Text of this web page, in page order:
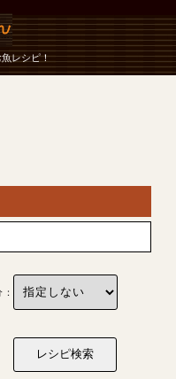
レシピ！